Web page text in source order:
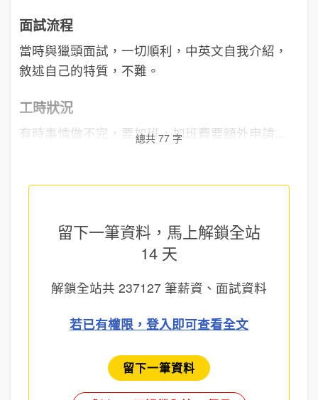
面試流程
當時與獵頭面試，一切順利，中英文自我介紹，
敘述自己的特質，不難。
工時狀況
有時事情做不完，要加班，加班費要額外申請...
總共 77 字
留下一筆資料，馬上解鎖全站
14 天
解鎖全站共 237127 筆薪資、面試資料
若已有權限，登入即可查看全文
留下一筆資料